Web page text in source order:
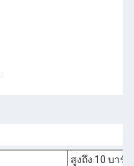
สูงถึง 10 บาร์